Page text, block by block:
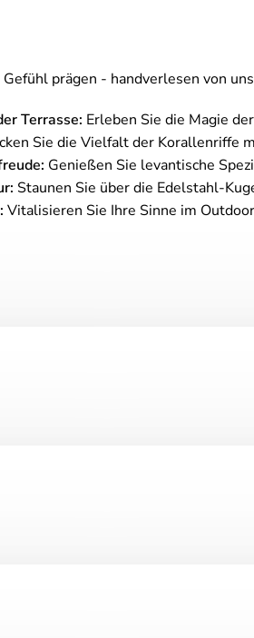
prägen - handverlesen von
Terrasse: Erleben Sie die Magie
Sie die Vielfalt der Korallenriffe
Genießen Sie levantische
Staunen Sie über die Edelstahl-
Vitalisieren Sie Ihre Sinne im